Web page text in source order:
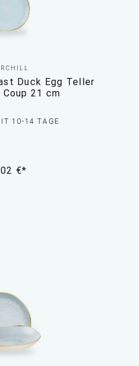
Duck Egg Teller
Coup 21 cm
10-14 TAGE
€*